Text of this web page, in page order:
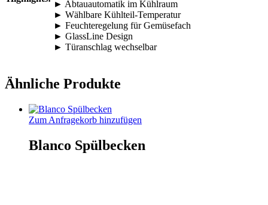
► Abtauautomatik im Kühlraum
► Wählbare Kühlteil-Temperatur
► Feuchteregelung für Gemüsefach
► GlassLine Design
► Türanschlag wechselbar
Ähnliche Produkte
Zum Anfragekorb hinzufügen
Blanco Spülbecken